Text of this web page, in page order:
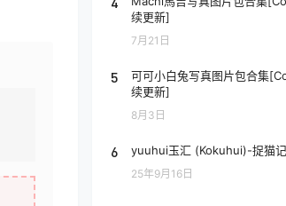
续更新]
7月21日
5
可可小白兔写真图片包合集
续更新]
8月3日
6 yuuhui玉汇 (Kokuhui)-捉猫
25年9月16日